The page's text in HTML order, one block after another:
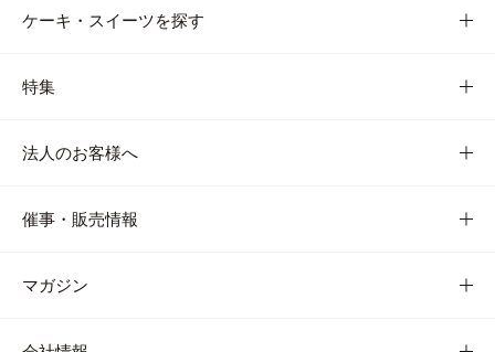
ケーキ・スイーツを探す
特集
法人のお客様へ
催事・販売情報
マガジン